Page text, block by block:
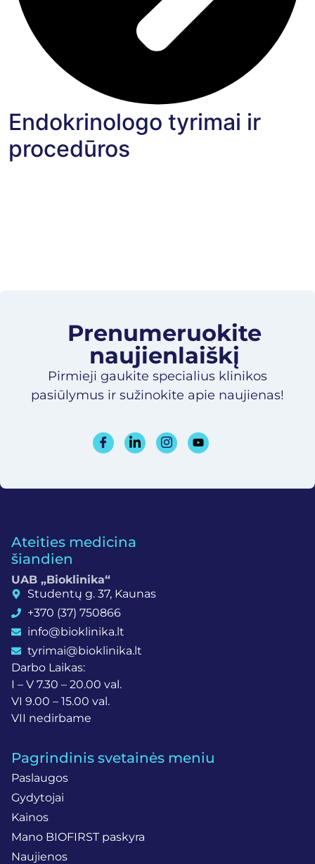
Endokrinologo tyrimai ir
procedūros
Prenumeruokite
naujienlaiškį​
Pirmieji gaukite specialius klinikos
pasiūlymus ir sužinokite apie naujienas!
Ateities medicina
šiandien
UAB „Bioklinika“
Studentų g. 37, Kaunas
+370 (37) 750866
info@bioklinika.lt
tyrimai@bioklinika.lt
Darbo Laikas:
I – V 7.30 – 20.00 val.
VI 9.00 – 15.00 val.
VII nedirbame
Pagrindinis svetainės meniu
Paslaugos
Gydytojai
Kainos
Mano BIOFIRST paskyra
Naujienos